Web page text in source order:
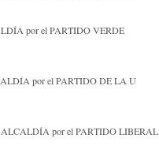
por el PARTIDO VERDE
por el PARTIDO DE LA U
por el PARTIDO LIBERAL